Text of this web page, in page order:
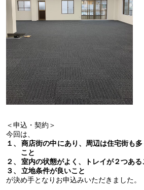
＜申込・契約＞
今回は、
１、
商店街の中にあり、周辺は住宅街も
こと
２、
室内の状態がよく、トレイが２つある
３、
立地条件が良いこと
が決め手となりお申込みいただきました。